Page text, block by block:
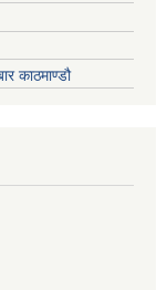
काठमाण्डौ